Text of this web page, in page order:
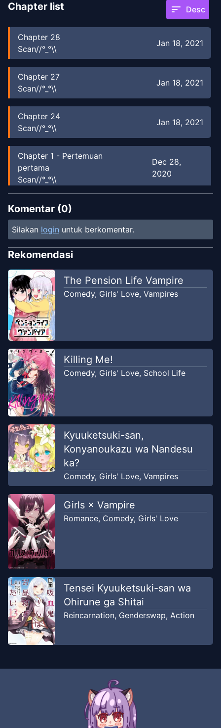
Chapter list sort Desc
Chapter 28
Scan//°_°\\
Jan 18, 2021
Chapter 27
Scan//°_°\\
Jan 18, 2021
Chapter 24
Scan//°_°\\
Jan 18, 2021
Chapter 1 - Pertemuan
pertama
Scan//°_°\\
Dec 28,
2020
Komentar (0)
Silakan login untuk berkomentar.
Rekomendasi
The Pension Life Vampire
Comedy, Girls' Love, Vampires
Killing Me!
Comedy, Girls' Love, School Life
Kyuuketsuki-san,
Konyanoukazu wa Nandesu
ka?
Comedy, Girls' Love, Vampires
Girls × Vampire
Romance, Comedy, Girls' Love
Tensei Kyuuketsuki-san wa
Ohirune ga Shitai
Reincarnation, Genderswap, Action